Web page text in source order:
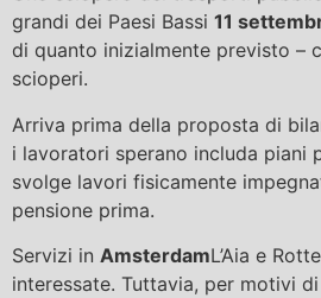
grandi dei Paesi Bassi 11
di quanto inizialmente previsto –
scioperi.
Arriva prima della proposta di
i lavoratori sperano includa piani
svolge lavori fisicamente
pensione prima.
Servizi in AmsterdamL’Aia e
interessate. Tuttavia, per motivi